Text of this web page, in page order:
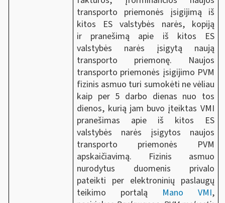
transporto priemonės įsigijimą iš
kitos ES valstybės narės, kopiją
ir pranešimą apie iš kitos ES
valstybės narės įsigytą naują
transporto priemonę. Naujos
transporto priemonės įsigijimo PVM
fizinis asmuo turi sumokėti ne vėliau
kaip per 5 darbo dienas nuo tos
dienos, kurią jam buvo įteiktas VMI
pranešimas apie iš kitos ES
valstybės narės įsigytos naujos
transporto priemonės PVM
apskaičiavimą. Fizinis asmuo
nurodytus duomenis privalo
pateikti per elektroninių paslaugų
teikimo portalą Mano VMI,